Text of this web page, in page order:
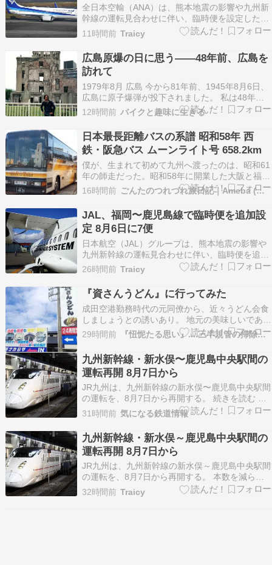
全日本空輸（ANA）は、熊本地震の影響や九州新
幹線の運転見合わせに伴い、臨時便を設定した。
福岡〜鹿児島・宮崎線で、8月7日に各1往復を設
定した。機材はボーイング737-800型機を使用す
る。 ■ダイヤ NH1511 福 […] 投稿 ANA、福岡〜
鹿児島・宮崎線で臨時便 8月…
11時間前 Traicy
広島原爆の日に思う――48年前、広島を
訪れて
1979年8月 広島 今から81年前、1945年8月6日、
広島に原子爆弾が投下されました。 私は48年前
の1979年8月、東京から関西、四国、九州へとバ
イクで旅をし、その途中で広島を訪れました。 前
日の夜、広島平和記念公園の近くで野宿をし、翌
朝、目を覚ましたときに撮ったのがこの写…
12時間前 バイクと趣味に生きる
日本最長距離バスの系譜 昭和58年 西
鉄・阪急バス ムーンライト号 658.2km
僕が、生まれて初めて九州へ渡ったのは、昭和61
年の師走だった。昭和58年に開業した大阪と福岡
を結ぶ夜行高速バス「ムーンライト」号に乗った
のである。片道の走行距離658.2㎞は、それまで
最長だった東京と大阪を結ぶ国鉄「ドリーム」号
の566.3kmを抜いて、当時の日本最長路線とな
っ…
16時間前 ごんたのつれづれ旅日記｜Ameba (アメーバ)
JAL、福岡〜鹿児島線で臨時便を追加設
定 8月6日に7便
日本航空（JAL）グループは、熊本地震の影響や
九州新幹線の運転見合わせに伴い、臨時便を追加
設定した。 追加設定したのは8月6日の7便。機材
はエンブラエルE170型機、ATR42-600型機を使
用する。 ■ダイヤ JAL4 […] 投稿 JAL、福岡〜鹿
児島線で臨時便を追加設定 …
26時間前 Traicy
『資さんうどん』に行ってみた
成田空港勤務時代の元同僚から、近々うどん会食
しましょうとの誘いあり。 地元の美味しいであろ
うお店や、チェーン店も多々あり何処にしようと
の逡巡???? 所用で八千代市方面に向かうことが
あり、それならばと『資さんうどん 八千代店』に
向かう。 『資さんうどん』は、北九州をベースに
展開…
29時間前 『忸怩たる思い』....三半規管の掃除も終わったことだし
九州新幹線・新水俣〜鹿児島中央駅間の
運転再開 8月7日から
JR九州は、九州新幹線の新水俣〜鹿児島中央駅間
の運転を、8月7日から再開する。 続きを読む ≫
JR九州 九州旅客鉄道 九州新幹線
31時間前 気になる鉄道情報
九州新幹線・新水俣～鹿児島中央駅間の
運転再開 8月7日から
JR九州は、九州新幹線の新水俣～鹿児島中央駅間
の運転を、8月7日から再開する。 本数を減ら
し、1日6往復を運転する。グリーン車を除く全車
自由席で、各駅に停車する。グリーン車、化粧
32時間前 Traicy